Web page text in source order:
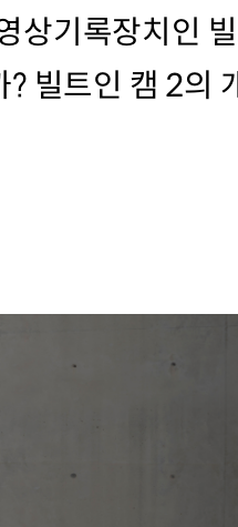
상기록장치인
빌트인 캠 2의